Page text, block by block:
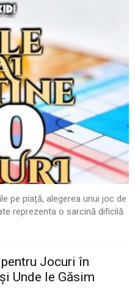
pe piață, alegerea unui joc de
reprezenta o sarcină dificilă
Jocuri în
Unde le Găsim